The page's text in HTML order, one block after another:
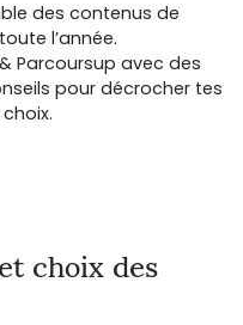
des contenus de
l’année.
Parcoursup avec des
pour décrocher tes
choix des